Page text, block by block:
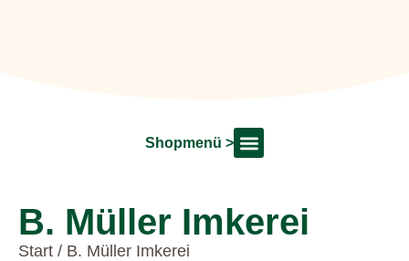
Shopmenü >
B. Müller Imkerei
Start / B. Müller Imkerei